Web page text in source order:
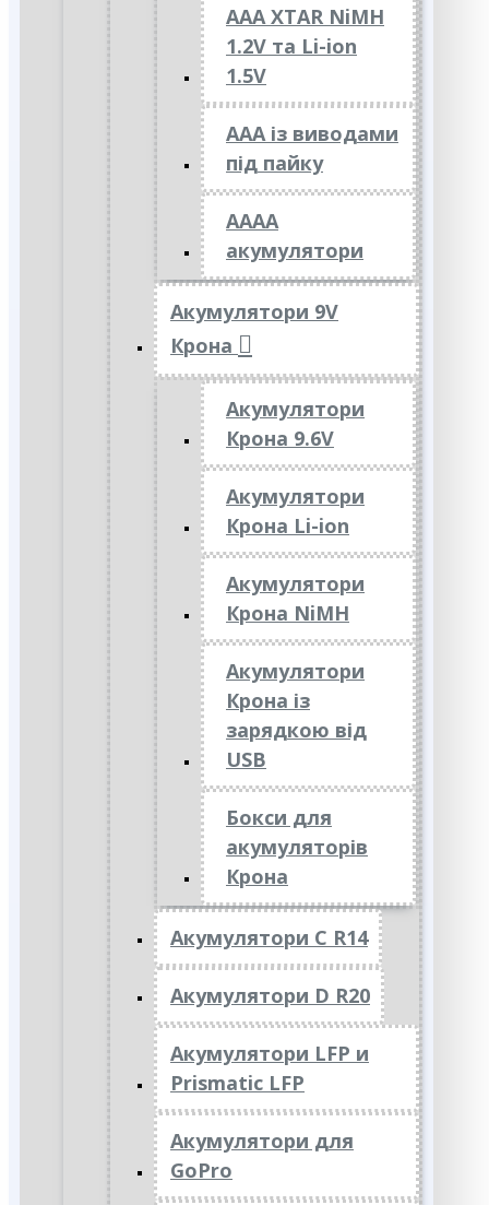
AAA XTAR NiMH
1.2V та Li-ion
1.5V
ААА із виводами
під пайку
АААА
акумулятори
Акумулятори 9V
Крона
Акумулятори
Крона 9.6V
Акумулятори
Крона Li-ion
Акумулятори
Крона NiMH
Акумулятори
Крона із
зарядкою від
USB
Бокси для
акумуляторів
Крона
Акумулятори C R14
Акумулятори D R20
Акумулятори LFP и
Prismatic LFP
Акумулятори для
GoPro